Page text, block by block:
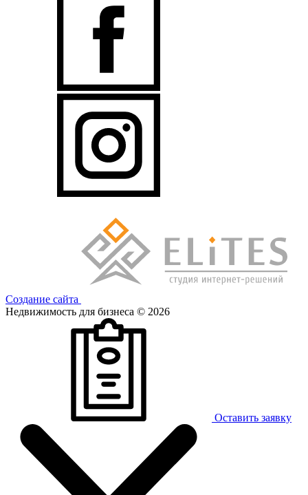
Создание сайта
Недвижимость для бизнеса © 2026
Оставить заявку